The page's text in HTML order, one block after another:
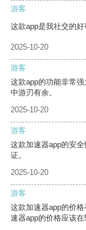
游客
这款app是我社交的
2025-10-20
游客
这款app的功能非常
中游刃有余。
2025-10-20
游客
这款加速器app的安
证。
2025-10-20
游客
这款加速器app的价
速器app的价格应该在